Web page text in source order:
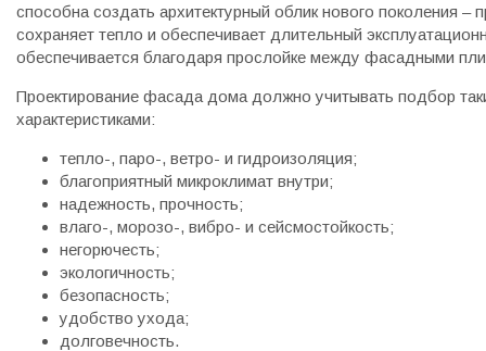
способна создать архитектурный облик нового поколения
сохраняет тепло и обеспечивает длительный
обеспечивается благодаря прослойке между фасадными
Проектирование фасада дома должно учитывать подбор
характеристиками:
тепло-, паро-, ветро- и гидроизоляция;
благоприятный микроклимат внутри;
надежность, прочность;
влаго-, морозо-, вибро- и сейсмостойкость;
негорючесть;
экологичность;
безопасность;
удобство ухода;
долговечность.